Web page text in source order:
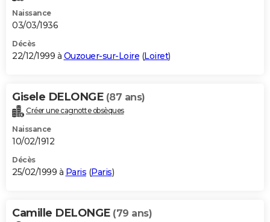
Naissance
03/03/1936
Décès
22/12/1999 à Ouzouer-sur-Loire (Loiret)
Gisele DELONGE (87 ans)
Créer une cagnotte obsèques
Naissance
10/02/1912
Décès
25/02/1999 à Paris (Paris)
Camille DELONGE (79 ans)